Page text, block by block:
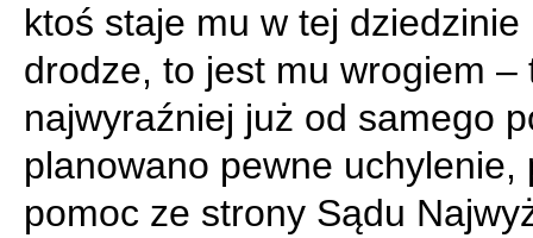
ktoś staje mu w tej dziedzinie
drodze, to jest mu wrogiem –
najwyraźniej już od samego
planowano pewne uchylenie,
pomoc ze strony Sądu